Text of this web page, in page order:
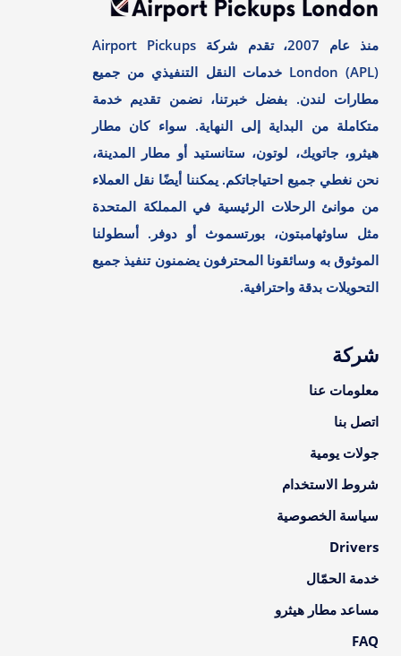
منذ عام 2007، تقدم شركة Airport Pickups
London (APL) خدمات النقل التنفيذي من جميع
مطارات لندن. بفضل خبرتنا، نضمن تقديم خدمة
متكاملة من البداية إلى النهاية. سواء كان مطار
هيثرو، جاتويك، لوتون، ستانستيد أو مطار المدينة،
نحن نغطي جميع احتياجاتكم. يمكننا أيضًا نقل العملاء
من موانئ الرحلات الرئيسية في المملكة المتحدة
مثل ساوثهامبتون، بورتسموث أو دوفر. أسطولنا
الموثوق به وسائقونا المحترفون يضمنون تنفيذ جميع
التحويلات بدقة واحترافية.
شركة
معلومات عنا
اتصل بنا
جولات يومية
شروط الاستخدام
سياسة الخصوصية
Drivers
خدمة الحمّال
مساعد مطار هيثرو
FAQ